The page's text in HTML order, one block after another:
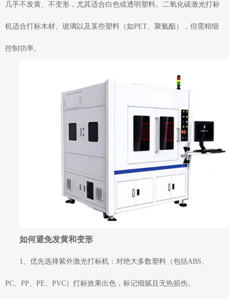
几乎不发黄、不变形，尤其适合白色或透明塑料。二氧化碳激光打标
机适合打标木材、玻璃以及某些塑料（如PET、聚氨酯），但需精细
控制功率。
如何避免发黄和变形
1、优先选择紫外激光打标机：对绝大多数塑料（包括ABS、
PC、PP、PE、PVC）打标效果出色，标记细腻且无热损伤。